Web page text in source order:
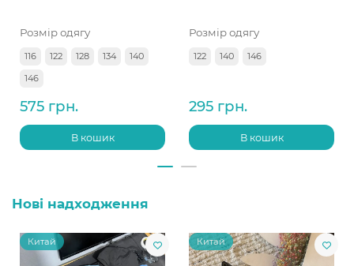
Розмір одягу
116 122 128 134
140
146
575 грн.
В кошик
Розмір одягу
122 140 146
295 грн.
В кошик
Нові надходження
Китай Китай